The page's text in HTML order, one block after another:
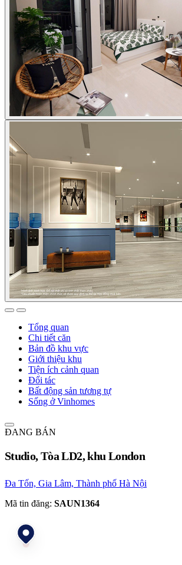
Tổng quan
Chi tiết căn
Bản đồ khu vực
Giới thiệu khu
Tiện ích cảnh quan
Đối tác
Bất động sản tương tự
Sống ở Vinhomes
ĐANG BÁN
Studio, Tòa LD2, khu London
Đa Tốn, Gia Lâm, Thành phố Hà Nội
Mã tin đăng: SAUN1364